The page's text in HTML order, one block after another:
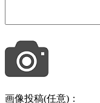
画像投稿(任意)：